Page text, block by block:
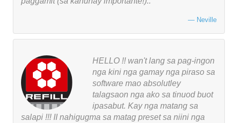
Neville
HELLO !! wan't lang sa pag-ingon
nga kini nga gamay nga piraso sa
software mao absolutley
talagsaon nga ako sa tinuod buot
ipasabut. Kay nga matang sa
salapi !!! II nahigugma sa matag preset sa niini nga